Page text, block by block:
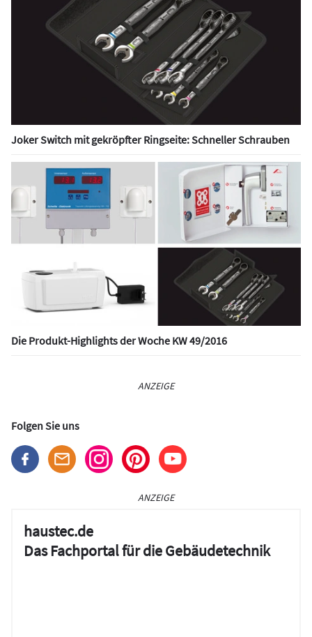
Joker Switch mit gekröpfter Ringseite: Schneller Schrauben
Die Produkt-Highlights der Woche KW 49/2016
ANZEIGE
Folgen Sie uns
ANZEIGE
haustec.de
Das Fachportal für die Gebäudetechnik